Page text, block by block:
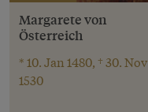
Margarete von
Österreich
* 10. Jan 1480, † 30. Nov
1530